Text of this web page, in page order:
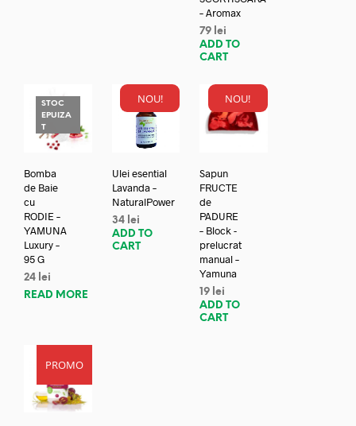
– Aromax
79 lei
ADD TO
CART
STOC
EPUIZA
T
Bomba
de Baie
cu
RODIE –
YAMUNA
Luxury –
95 G
24 lei
READ MORE
NOU!
Ulei esential
Lavanda –
NaturalPower
34 lei
ADD TO
CART
NOU!
Sapun
FRUCTE
de
PADURE
– Block -
prelucrat
manual –
Yamuna
19 lei
ADD TO
CART
PROMO